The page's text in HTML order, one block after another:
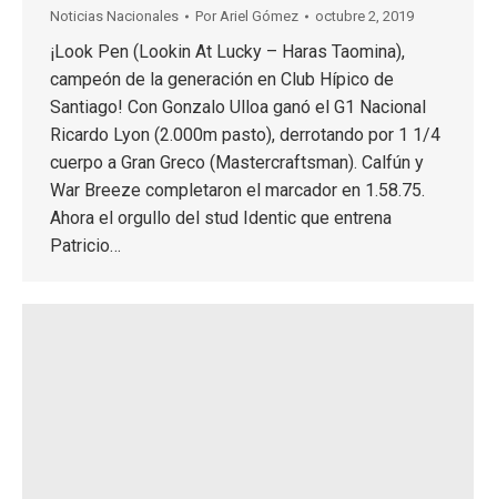
Noticias Nacionales Por Ariel Gómez octubre 2, 2019
¡Look Pen (Lookin At Lucky – Haras Taomina),
campeón de la generación en Club Hípico de
Santiago! Con Gonzalo Ulloa ganó el G1 Nacional
Ricardo Lyon (2.000m pasto), derrotando por 1 1/4
cuerpo a Gran Greco (Mastercraftsman). Calfún y
War Breeze completaron el marcador en 1.58.75.
Ahora el orgullo del stud Identic que entrena
Patricio…